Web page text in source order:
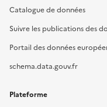
Catalogue de données
Suivre les publications des
Portail des données
schema.data.gouv.fr
Plateforme